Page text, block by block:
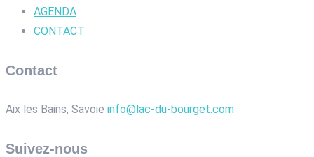
AGENDA
CONTACT
Contact
Aix les Bains, Savoie info@lac-du-bourget.com
Suivez-nous